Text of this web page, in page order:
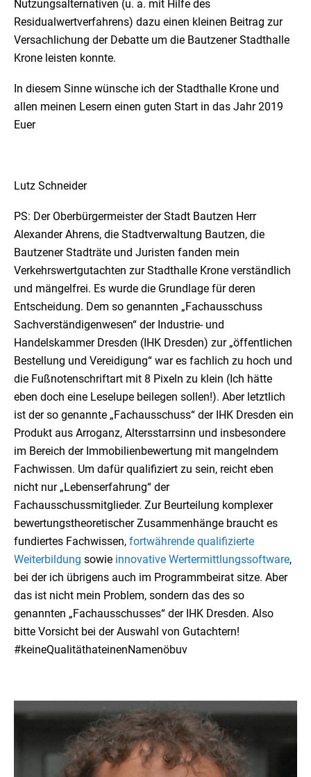
Nutzungsalternativen (u. a. mit Hilfe des
Residualwertverfahrens) dazu einen kleinen Beitrag zur
Versachlichung der Debatte um die Bautzener Stadthalle
Krone leisten konnte.
In diesem Sinne wünsche ich der Stadthalle Krone und
allen meinen Lesern einen guten Start in das Jahr 2019
Euer
Lutz Schneider
PS: Der Oberbürgermeister der Stadt Bautzen Herr
Alexander Ahrens, die Stadtverwaltung Bautzen, die
Bautzener Stadträte und Juristen fanden mein
Verkehrswertgutachten zur Stadthalle Krone verständlich
und mängelfrei. Es wurde die Grundlage für deren
Entscheidung. Dem so genannten „Fachausschuss
Sachverständigenwesen“ der Industrie- und
Handelskammer Dresden (IHK Dresden) zur „öffentlichen
Bestellung und Vereidigung“ war es fachlich zu hoch und
die Fußnotenschriftart mit 8 Pixeln zu klein (Ich hätte
eben doch eine Leselupe beilegen sollen!). Aber letztlich
ist der so genannte „Fachausschuss“ der IHK Dresden ein
Produkt aus Arroganz, Altersstarrsinn und insbesondere
im Bereich der Immobilienbewertung mit mangelndem
Fachwissen. Um dafür qualifiziert zu sein, reicht eben
nicht nur „Lebenserfahrung“ der
Fachausschussmitglieder. Zur Beurteilung komplexer
bewertungstheoretischer Zusammenhänge braucht es
fundiertes Fachwissen, fortwährende qualifizierte
Weiterbildung sowie innovative Wertermittlungssoftware,
bei der ich übrigens auch im Programmbeirat sitze. Aber
das ist nicht mein Problem, sondern das des so
genannten „Fachausschusses“ der IHK Dresden. Also
bitte Vorsicht bei der Auswahl von Gutachtern!
#keineQualitäthateinenNamenöbuv